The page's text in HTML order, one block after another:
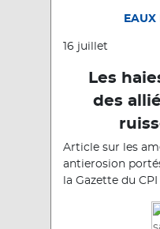
EAUX
16 juillet
Les
des
Article sur les
antierosion
la Gazette du